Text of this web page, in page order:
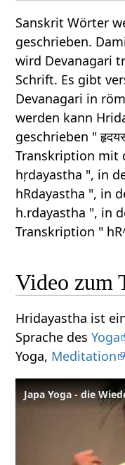
Sanskrit Wörter
geschrieben.
wird Devanagari
Schrift. Es gibt
Devanagari in
werden kann
geschrieben "
Transkription mit
hṛdayastha ", in
hRdayastha ", in
h.rdayastha ", in
Transkription "
Video zum
Hridayastha ist
Sprache desYoga
Yoga, Meditation
Japa Yoga - die